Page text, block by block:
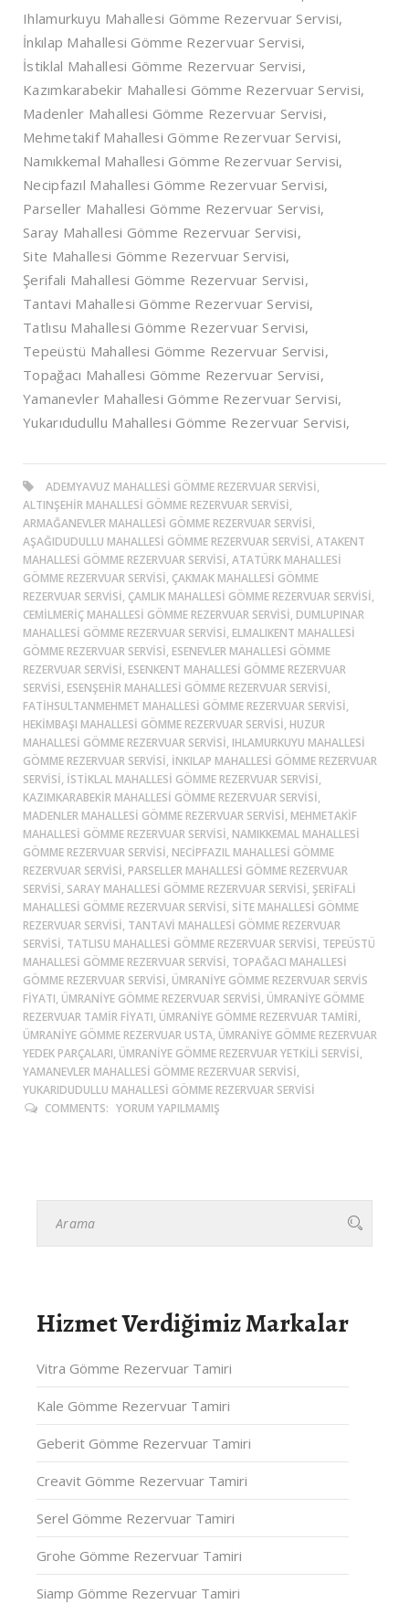
Ihlamurkuyu Mahallesi Gömme Rezervuar Servisi,
İnkılap Mahallesi Gömme Rezervuar Servisi,
İstiklal Mahallesi Gömme Rezervuar Servisi,
Kazımkarabekir Mahallesi Gömme Rezervuar Servisi,
Madenler Mahallesi Gömme Rezervuar Servisi,
Mehmetakif Mahallesi Gömme Rezervuar Servisi,
Namıkkemal Mahallesi Gömme Rezervuar Servisi,
Necipfazıl Mahallesi Gömme Rezervuar Servisi,
Parseller Mahallesi Gömme Rezervuar Servisi,
Saray Mahallesi Gömme Rezervuar Servisi,
Site Mahallesi Gömme Rezervuar Servisi,
Şerifali Mahallesi Gömme Rezervuar Servisi,
Tantavi Mahallesi Gömme Rezervuar Servisi,
Tatlısu Mahallesi Gömme Rezervuar Servisi,
Tepeüstü Mahallesi Gömme Rezervuar Servisi,
Topağacı Mahallesi Gömme Rezervuar Servisi,
Yamanevler Mahallesi Gömme Rezervuar Servisi,
Yukarıdudullu Mahallesi Gömme Rezervuar Servisi,
ADEMYAVUZ MAHALLESI GÖMME REZERVUAR SERVISI,
ALTINŞEHIR MAHALLESI GÖMME REZERVUAR SERVISI,
ARMAĞANEVLER MAHALLESI GÖMME REZERVUAR SERVISI,
AŞAĞIDUDULLU MAHALLESI GÖMME REZERVUAR SERVISI, ATAKENT
MAHALLESI GÖMME REZERVUAR SERVISI, ATATÜRK MAHALLESI
GÖMME REZERVUAR SERVISI, ÇAKMAK MAHALLESI GÖMME
REZERVUAR SERVISI, ÇAMLIK MAHALLESI GÖMME REZERVUAR SERVISI,
CEMILMERIÇ MAHALLESI GÖMME REZERVUAR SERVISI, DUMLUPINAR
MAHALLESI GÖMME REZERVUAR SERVISI, ELMALIKENT MAHALLESI
GÖMME REZERVUAR SERVISI, ESENEVLER MAHALLESI GÖMME
REZERVUAR SERVISI, ESENKENT MAHALLESI GÖMME REZERVUAR
SERVISI, ESENŞEHIR MAHALLESI GÖMME REZERVUAR SERVISI,
FATIHSULTANMEHMET MAHALLESI GÖMME REZERVUAR SERVISI,
HEKIMBAŞI MAHALLESI GÖMME REZERVUAR SERVISI, HUZUR
MAHALLESI GÖMME REZERVUAR SERVISI, IHLAMURKUYU MAHALLESI
GÖMME REZERVUAR SERVISI, İNKILAP MAHALLESI GÖMME REZERVUAR
SERVISI, İSTIKLAL MAHALLESI GÖMME REZERVUAR SERVISI,
KAZIMKARABEKIR MAHALLESI GÖMME REZERVUAR SERVISI,
MADENLER MAHALLESI GÖMME REZERVUAR SERVISI, MEHMETAKIF
MAHALLESI GÖMME REZERVUAR SERVISI, NAMIKKEMAL MAHALLESI
GÖMME REZERVUAR SERVISI, NECIPFAZIL MAHALLESI GÖMME
REZERVUAR SERVISI, PARSELLER MAHALLESI GÖMME REZERVUAR
SERVISI, SARAY MAHALLESI GÖMME REZERVUAR SERVISI, ŞERIFALI
MAHALLESI GÖMME REZERVUAR SERVISI, SITE MAHALLESI GÖMME
REZERVUAR SERVISI, TANTAVI MAHALLESI GÖMME REZERVUAR
SERVISI, TATLISU MAHALLESI GÖMME REZERVUAR SERVISI, TEPEÜSTÜ
MAHALLESI GÖMME REZERVUAR SERVISI, TOPAĞACI MAHALLESI
GÖMME REZERVUAR SERVISI, ÜMRANIYE GÖMME REZERVUAR SERVIS
FIYATI, ÜMRANIYE GÖMME REZERVUAR SERVISI, ÜMRANIYE GÖMME
REZERVUAR TAMIR FIYATI, ÜMRANIYE GÖMME REZERVUAR TAMIRI,
ÜMRANIYE GÖMME REZERVUAR USTA, ÜMRANIYE GÖMME REZERVUAR
YEDEK PARÇALARI, ÜMRANIYE GÖMME REZERVUAR YETKILI SERVISI,
YAMANEVLER MAHALLESI GÖMME REZERVUAR SERVISI,
YUKARIDUDULLU MAHALLESI GÖMME REZERVUAR SERVISI
COMMENTS: YORUM YAPILMAMIŞ
Hizmet Verdiğimiz Markalar
Vitra Gömme Rezervuar Tamiri
Kale Gömme Rezervuar Tamiri
Geberit Gömme Rezervuar Tamiri
Creavit Gömme Rezervuar Tamiri
Serel Gömme Rezervuar Tamiri
Grohe Gömme Rezervuar Tamiri
Siamp Gömme Rezervuar Tamiri